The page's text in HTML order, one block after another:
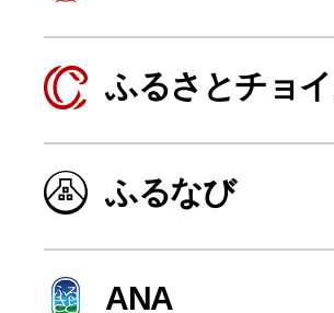
副業・パラレ
個人事業・フ
ふるさとチョ
ふるなび
ANA